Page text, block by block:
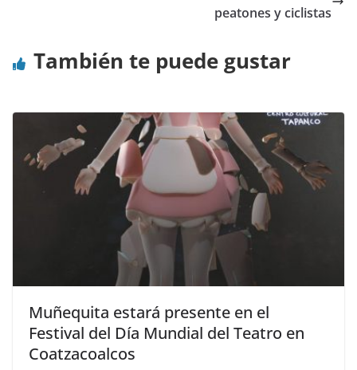
peatones y ciclistas
También te puede gustar
Muñequita estará presente en el
Festival del Día Mundial del Teatro en
Coatzacoalcos